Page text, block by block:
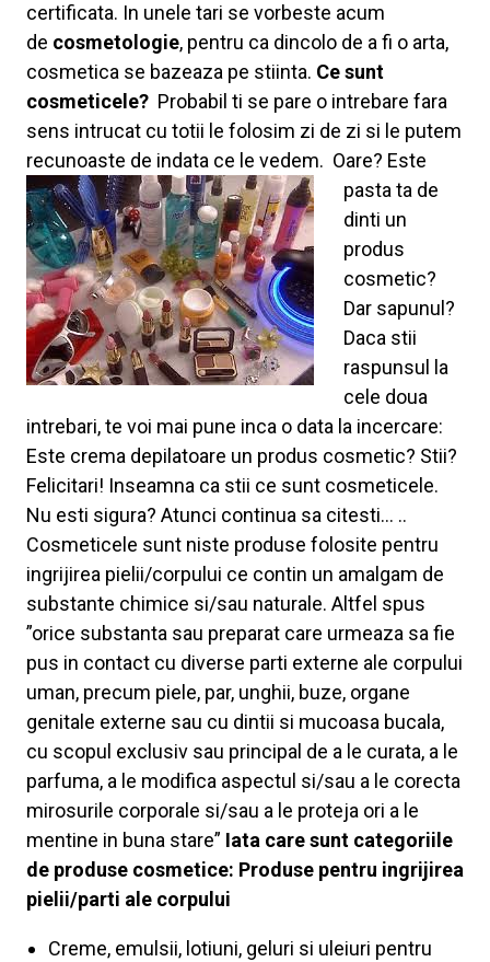
certificata. In unele tari se vorbeste acum
de cosmetologie, pentru ca dincolo de a fi o arta,
cosmetica se bazeaza pe stiinta. Ce sunt
cosmeticele? Probabil ti se pare o intrebare fara
sens intrucat cu totii le folosim zi de zi si le putem
recunoaste de indata ce le vedem. Oare? Este
pasta ta de
dinti un
produs
cosmetic?
Dar sapunul?
Daca stii
raspunsul la
cele doua
intrebari, te voi mai pune inca o data la incercare:
Este crema depilatoare un produs cosmetic? Stii?
Felicitari! Inseamna ca stii ce sunt cosmeticele.
Nu esti sigura? Atunci continua sa citesti… ..
Cosmeticele sunt niste produse folosite pentru
ingrijirea pielii/corpului ce contin un amalgam de
substante chimice si/sau naturale. Altfel spus
”orice substanta sau preparat care urmeaza sa fie
pus in contact cu diverse parti externe ale corpului
uman, precum piele, par, unghii, buze, organe
genitale externe sau cu dintii si mucoasa bucala,
cu scopul exclusiv sau principal de a le curata, a le
parfuma, a le modifica aspectul si/sau a le corecta
mirosurile corporale si/sau a le proteja ori a le
mentine in buna stare” Iata care sunt categoriile
de produse cosmetice: Produse pentru ingrijirea
pielii/parti ale corpului
Creme, emulsii, lotiuni, geluri si uleiuri pentru